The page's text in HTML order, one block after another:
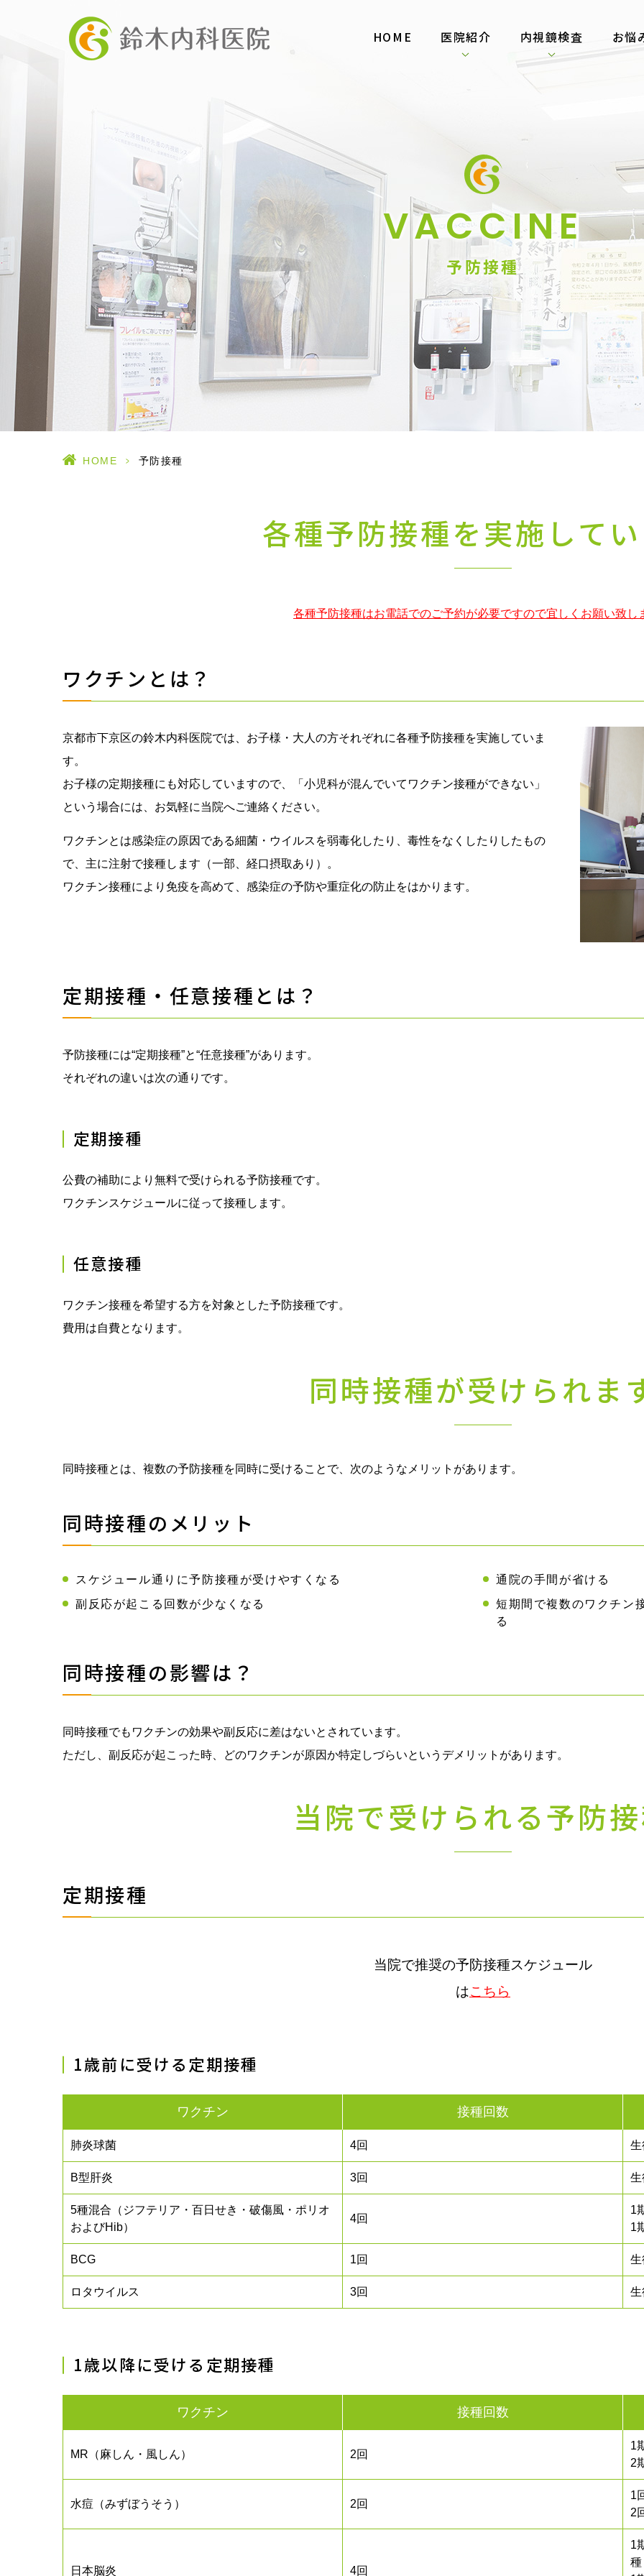
HOME 医院紹介 内視鏡検査 お悩
VACCINE
予防接種
HOME > 予防接種
各種予防接種を実施して
各種予防接種はお電話でのご予約が必要ですので宜しくお願い致し
ワクチンとは？
京都市下京区の鈴木内科医院では、お子様・大人の方それぞれに各種予防接種を実施していま
す。
お子様の定期接種にも対応していますので、「小児科が混んでいてワクチン接種ができない」
という場合には、お気軽に当院へご連絡ください。
ワクチンとは感染症の原因である細菌・ウイルスを弱毒化したり、毒性をなくしたりしたもの
で、主に注射で接種します（一部、経口摂取あり）。
ワクチン接種により免疫を高めて、感染症の予防や重症化の防止をはかります。
定期接種・任意接種とは？
予防接種には“定期接種”と“任意接種”があります。
それぞれの違いは次の通りです。
定期接種
公費の補助により無料で受けられる予防接種です。
ワクチンスケジュールに従って接種します。
任意接種
ワクチン接種を希望する方を対象とした予防接種です。
費用は自費となります。
同時接種が受けられま
同時接種とは、複数の予防接種を同時に受けることで、次のようなメリットがあります。
同時接種のメリット
スケジュール通りに予防接種が受けやすくなる
通院の手間が省ける
副反応が起こる回数が少なくなる
短期間で複数のワクチン
る
同時接種の影響は？
同時接種でもワクチンの効果や副反応に差はないとされています。
ただし、副反応が起こった時、どのワクチンが原因か特定しづらいというデメリットがあります。
当院で受けられる予防
定期接種
当院で推奨の予防接種スケジュール
はこちら
1歳前に受ける定期接種
ワクチン 接種回数
肺炎球菌 4回 生
B型肝炎 3回 生
5種混合（ジフテリア・百日せき・破傷風・ポリオ
およびHib）
4回
1
1
BCG 1回 生
ロタウイルス 3回 生
1歳以降に受ける定期接種
ワクチン 接種回数
MR（麻しん・風しん） 2回
1
2
水痘（みずぼうそう） 2回
1
2
日本脳炎 4回
1
種